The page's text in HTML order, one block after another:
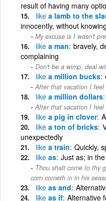
result of having many
like a lamb to the
innocently, without
My excuse is I wasn't
like a man bravely,
complaining
Don't be a wimp, deal
like a million bucks
After that vacation I feel
like a million dollars
After that vacation I feel
like a pig in clover
like a ton of bricks
unexpectedly
like a train Quickly,
like as Just as; in
Thou shalt come to thy
corn cometh in in his
like as and
like as if Alternative